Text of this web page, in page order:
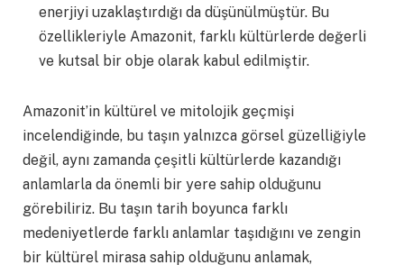
enerjiyi uzaklaştırdığı da düşünülmüştür. Bu
özellikleriyle Amazonit, farklı kültürlerde değerli
ve kutsal bir obje olarak kabul edilmiştir.
Amazonit’in kültürel ve mitolojik geçmişi
incelendiğinde, bu taşın yalnızca görsel güzelliğiyle
değil, aynı zamanda çeşitli kültürlerde kazandığı
anlamlarla da önemli bir yere sahip olduğunu
görebiliriz. Bu taşın tarih boyunca farklı
medeniyetlerde farklı anlamlar taşıdığını ve zengin
bir kültürel mirasa sahip olduğunu anlamak,